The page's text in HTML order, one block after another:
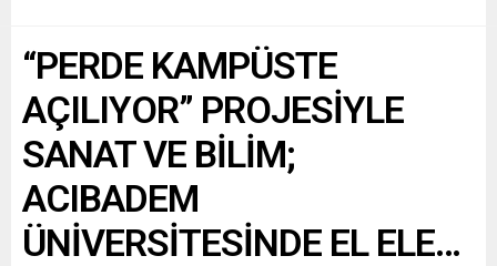
“PERDE KAMPÜSTE
AÇILIYOR” PROJESİYLE
SANAT VE BİLİM;
ACIBADEM
ÜNİVERSİTESİNDE EL ELE…